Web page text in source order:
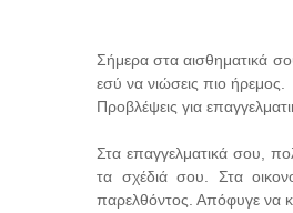
Σήμερα στα αισθηματικά
εσύ να νιώσεις πιο ήρεμος.
Προβλέψεις για
Στα επαγγελματικά σου,
τα σχέδιά σου. Στα
παρελθόντος. Απόφυγε να